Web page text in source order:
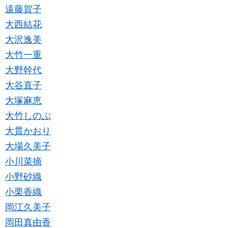
遠藤賀子
大西結花
大沢逸美
大竹一重
大野幹代
大谷直子
大塚麻恵
大竹しのぶ
大貫かおり
大場久美子
小川菜摘
小野砂織
小栗香織
岡江久美子
岡田真由香